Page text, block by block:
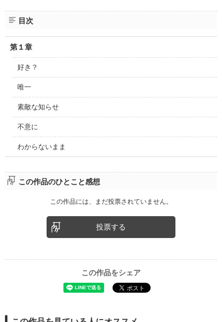
目次
第１章
好き？
唯一
素敵な知らせ
不意に
わからないまま
この作品のひとこと感想
この作品には、まだ投票されていません。
投票する
この作品をシェア